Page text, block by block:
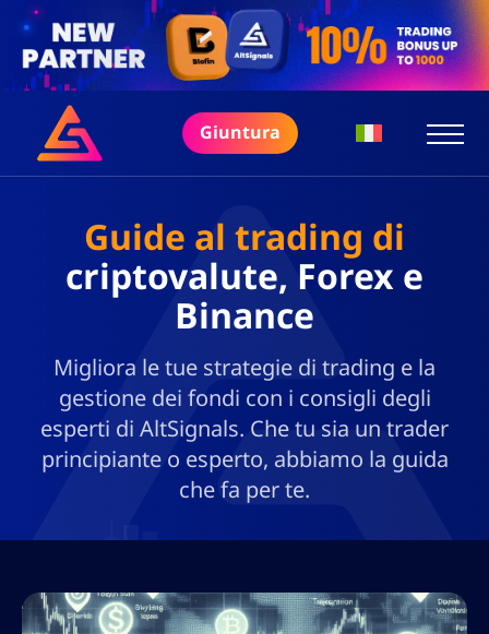
Giuntura
Guide al trading di
criptovalute, Forex e
Binance
Migliora le tue strategie di trading e la
gestione dei fondi con i consigli degli
esperti di AltSignals. Che tu sia un trader
principiante o esperto, abbiamo la guida
che fa per te.